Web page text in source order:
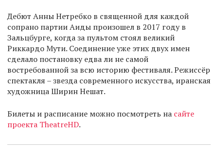
Дебют Анны Нетребко в священной для каждой
сопрано партии Аиды произошел в 2017 году в
Зальцбурге, когда за пультом стоял великий
Риккардо Мути. Соединение уже этих двух имен
сделало постановку едва ли не самой
востребованной за всю историю фестиваля. Режиссёр
спектакля – звезда современного искусства, иранская
художница Ширин Нешат.
Билеты и расписание можно посмотреть на сайте
проекта TheatreHD.